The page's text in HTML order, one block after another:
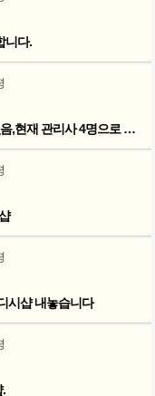
니다.
85평, 각방 샤워장, 단속기록없음,현재 관리사 4명으로 성업중
시샵 내놓습니다
.